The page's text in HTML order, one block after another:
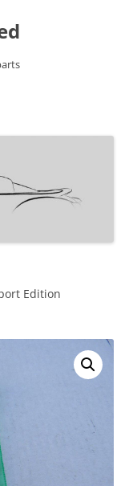
Edition